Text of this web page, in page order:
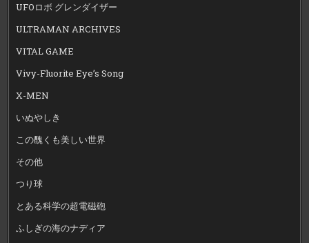
UFOロボ グレンダイザー
ULTRAMAN ARCHIVES
VITAL GAME
Vivy-Fluorite Eye’s Song
X-MEN
いぬやしき
この醜くも美しい世界
その他
つり球
とある科学の超電磁砲
ふしぎの海のナディア